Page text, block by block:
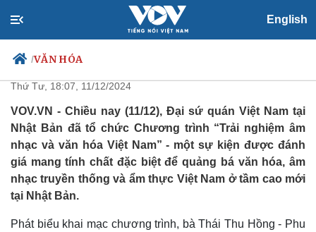
English
/VĂN HÓA
Chính trị
Đảng
Tổ chức nhân sự
Quốc hội
Nhận diện sự thật
Xã hội
Tin 24h
Dự báo thời tiết
Giáo dục
Biển đảo
“Trải nghiệm âm nhạc và văn
hóa Việt Nam” tại Nhật Bản
Thứ Tư, 18:07, 11/12/2024
VOV.VN - Chiều nay (11/12), Đại sứ quán Việt Nam tại
Nhật Bản đã tổ chức Chương trình “Trải nghiệm âm
nhạc và văn hóa Việt Nam” - một sự kiện được đánh
giá mang tính chất đặc biệt để quảng bá văn hóa, âm
nhạc truyền thống và ẩm thực Việt Nam ở tầm cao mới
tại Nhật Bản.
Phát biểu khai mạc chương trình, bà Thái Thu Hồng - Phu